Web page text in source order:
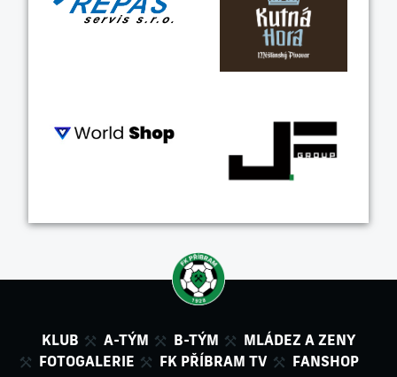
KLUB A-TÝM B-TÝM
MLÁDEZ A ZENY
FOTOGALERIE
FK PŘÍBRAM TV
FANSHOP